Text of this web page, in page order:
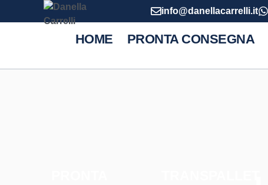
info@danellacarrelli.it
HOME PRONTA CONSEGNA